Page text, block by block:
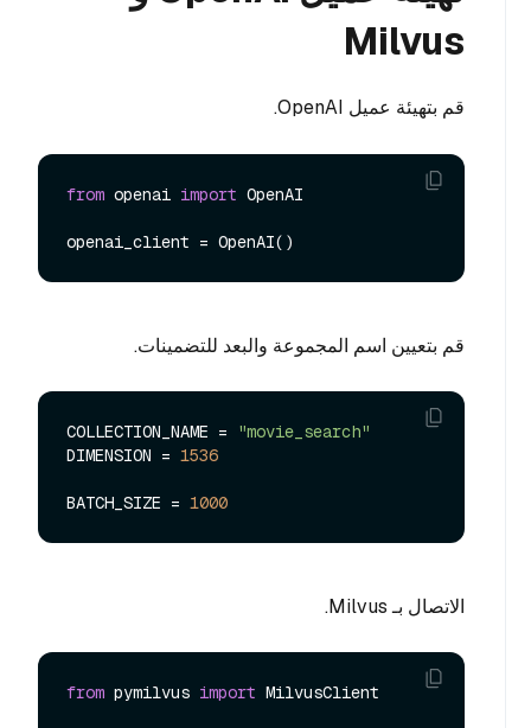
Milvus
قم بتهيئة عميل OpenAI.
from openai import OpenAI
قم بتعيين اسم المجموعة والبعد للتضمينات.
COLLECTION_NAME =
"movie_search"
DIMENSION = 1536
BATCH_SIZE = 1000
الاتصال بـ Milvus.
from pymilvus import MilvusClient